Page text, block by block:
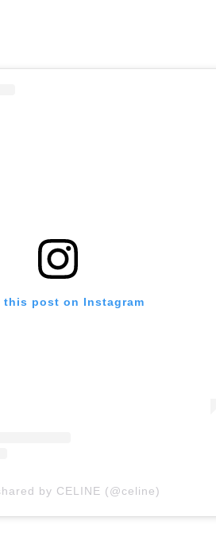
this post on Instagram
by CELINE (@celine)